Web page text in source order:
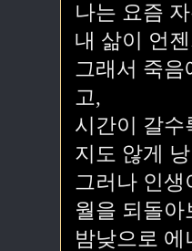
나는 요즘
내 삶이 언
그래서 죽음
고,
시간이 갈수
지도 않게
그러나 인생
월을 되돌
밤낮으로